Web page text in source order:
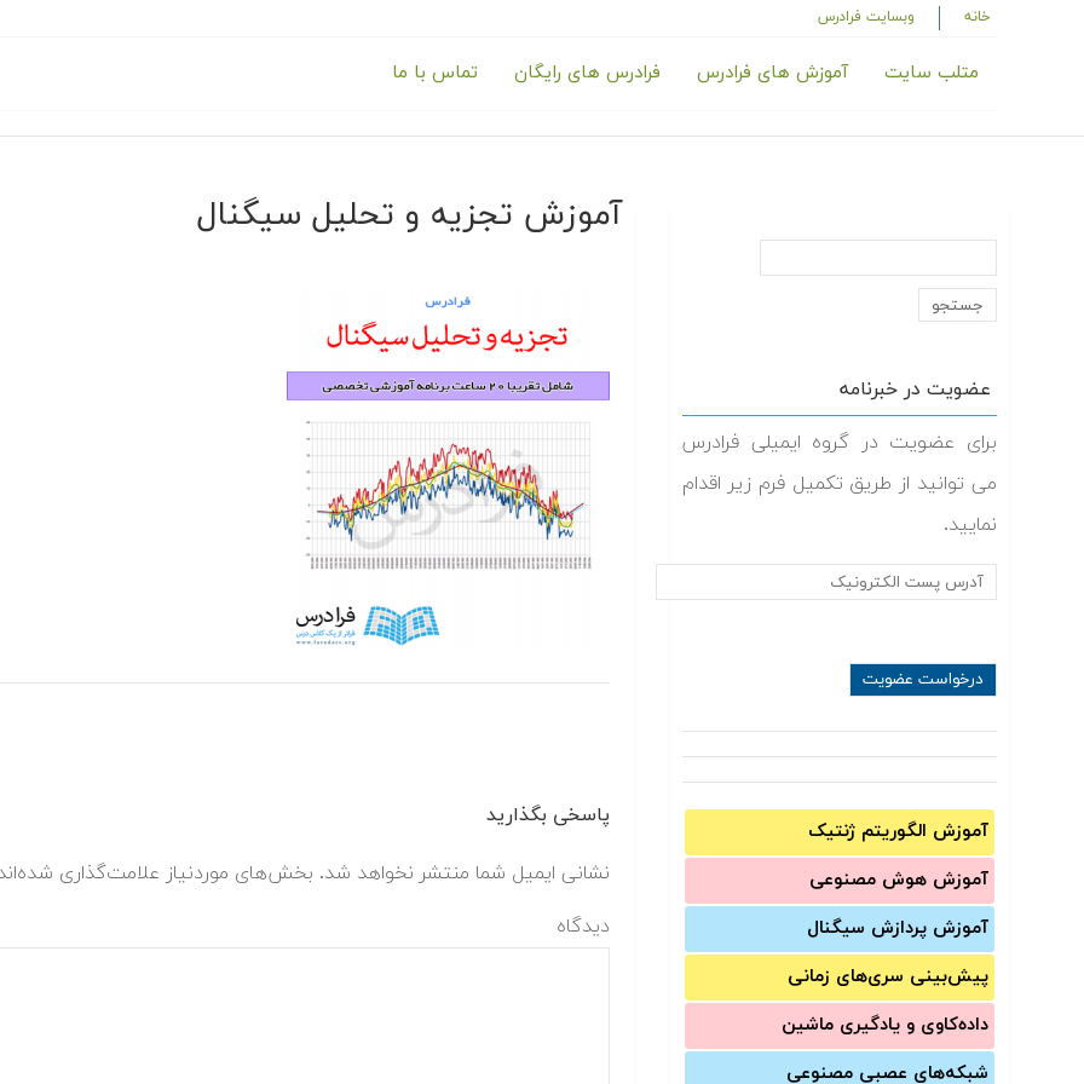
خانه وبسایت فرادرس
متلب سایت آموزش های فرادرس فرادرس های رایگان تماس با ما
عضویت در خبرنامه
برای عضویت در گروه ایمیلی فرادرس
می توانید از طریق تکمیل فرم زیر اقدام
نمایید.
آموزش الگوریتم ژنتیک
آموزش‌ هوش مصنوعی
آموزش‌ پردازش سیگنال
پیش‌‌بینی سری‌‌های زمانی
داده‌کاوی و یادگیری ماشین
شبکه‌های عصبی مصنوعی
آموزش تجزیه و تحلیل سیگنال
پاسخی بگذارید
نشانی ایمیل شما منتشر نخواهد شد. بخش‌های موردنیاز علامت‌گذاری
دیدگاه